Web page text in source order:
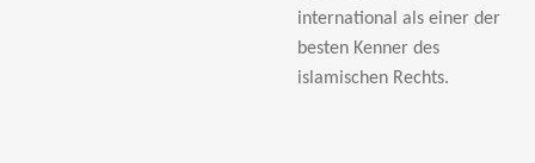
international als einer der
besten Kenner des
islamischen Rechts.